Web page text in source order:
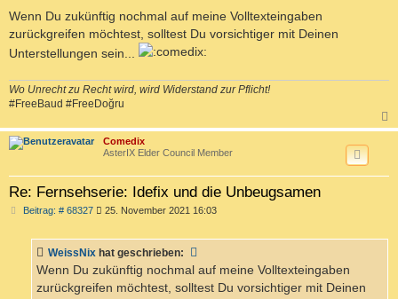
Wenn Du zukünftig nochmal auf meine Volltexteingaben
zurückgreifen möchtest, solltest Du vorsichtiger mit Deinen
Unterstellungen sein...
Wo Unrecht zu Recht wird, wird Widerstand zur Pflicht!
#FreeBaud #FreeDoğru
a
Comedix
AsterIX Elder Council Member
Re: Fernsehserie: Idefix und die Unbeugsamen
Beitrag: # 68327B
r
a
25. November 2021 16:03
WeissNix hat geschrieben:
Wenn Du zukünftig nochmal auf meine Volltexteingaben
zurückgreifen möchtest, solltest Du vorsichtiger mit Deinen